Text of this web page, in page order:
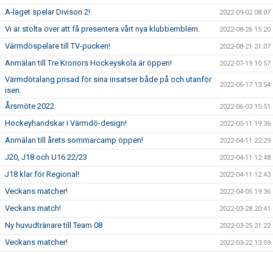
A-laget spelar Divison 2! 2022-09-02 08:07
Vi är stolta över att få presentera vårt nya klubbemblem. 2022-08-26 15:20
Värmdöspelare till TV-pucken! 2022-08-21 21:07
Anmälan till Tre Kronors Hockeyskola är öppen! 2022-07-19 10:57
Värmdötalang prisad för sina insatser både på och utanför
isen.
2022-06-17 13:54
Årsmöte 2022 2022-06-03 15:51
Hockeyhandskar i Värmdö-design! 2022-05-11 19:36
Anmälan till årets sommarcamp öppen! 2022-04-11 22:29
J20, J18 och U16 22/23 2022-04-11 12:48
J18 klar för Regional! 2022-04-11 12:43
Veckans matcher! 2022-04-05 19:36
Veckans match! 2022-03-28 20:41
Ny huvudtränare till Team 08 2022-03-25 21:22
Veckans matcher! 2022-03-22 13:59